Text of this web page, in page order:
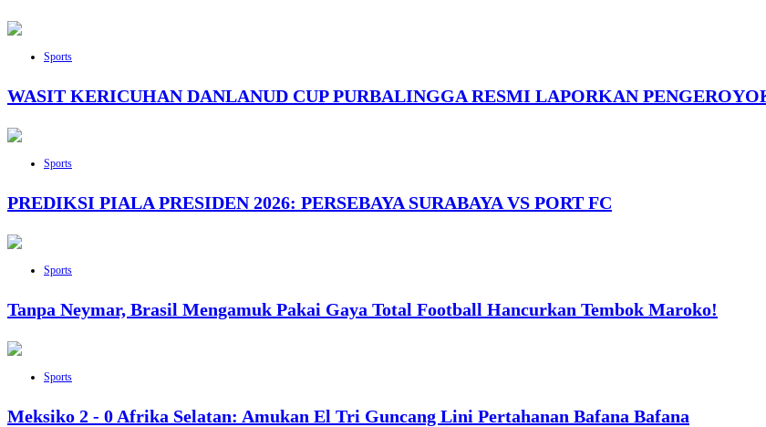
Sports
WASIT KERICUHAN DANLANUD CUP PURBALINGGA RESMI LAPORKAN
Sports
PREDIKSI PIALA PRESIDEN 2026: PERSEBAYA SURABAYA VS PORT FC
Sports
Tanpa Neymar, Brasil Mengamuk Pakai Gaya Total Football Hancurkan Tembok Maroko!
Sports
Meksiko 2 - 0 Afrika Selatan: Amukan El Tri Guncang Lini Pertahanan Bafana Bafana